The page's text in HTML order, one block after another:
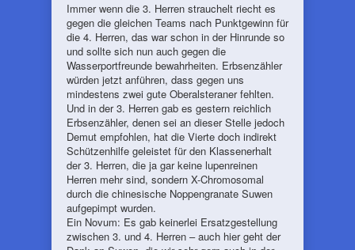
Immer wenn die 3. Herren strauchelt riecht es
gegen die gleichen Teams nach Punktgewinn für
die 4. Herren, das war schon in der Hinrunde so
und sollte sich nun auch gegen die
Wasserportfreunde bewahrheiten. Erbsenzähler
würden jetzt anführen, dass gegen uns
mindestens zwei gute Oberalsteraner fehlten.
Und in der 3. Herren gab es gestern reichlich
Erbsenzähler, denen sei an dieser Stelle jedoch
Demut empfohlen, hat die Vierte doch indirekt
Schützenhilfe geleistet für den Klassenerhalt
der 3. Herren, die ja gar keine lupenreinen
Herren mehr sind, sondern X-Chromosomal
durch die chinesische Noppengranate Suwen
aufgepimpt wurden.
Ein Novum: Es gab keinerlei Ersatzgestellung
zwischen 3. und 4. Herren – auch hier geht der